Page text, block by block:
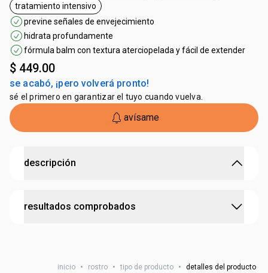
etiqueta tratamiento intensivo
tratamiento intensivo
previne señales de envejecimiento
hidrata profundamente
fórmula balm con textura aterciopelada y fácil de extender
$ 449.00
se acabó, ¡pero volverá pronto!
sé el primero en garantizar el tuyo cuando vuelva.
avísame
descripción
piel.
mantiene el maquillaje de ojos pormás tiempo
resultados comprobados
inicio • rostro • tipo de producto • detalles del producto